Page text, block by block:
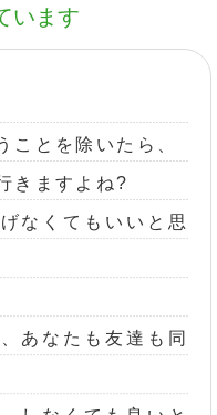
います
ことを除いたら、
きますよね?
なくてもいいと思
あなたも友達も同